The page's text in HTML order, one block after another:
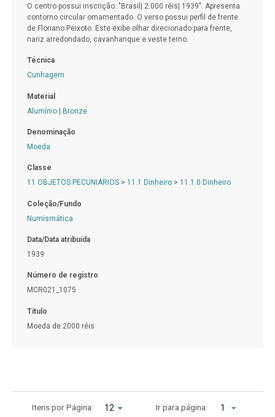
O centro possui inscrição: "Brasil| 2.000 réis| 1939". Apresenta
contorno circular ornamentado. O verso possui perfil de frente
de Floriano Peixoto. Este exibe olhar direcionado para frente,
nariz arredondado, cavanhanque e veste terno.
Técnica
Cunhagem
Material
Alumínio| Bronze
Denominação
Moeda
Classe
11 OBJETOS PECUNIÁRIOS> 11.1 Dinheiro> 11.1.0 Dinheiro
Coleção/Fundo
Numismática
Data/Data atribuída
1939
Número de registro
MCR021_1075
Título
Moeda de 2000 réis
Itens por Página: Ir para página: 1